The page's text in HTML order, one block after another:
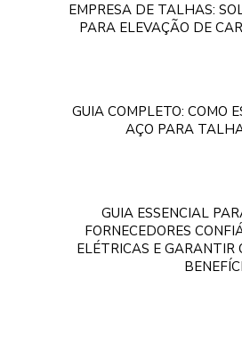
EMPRESA DE TALHAS:
PARA ELEVAÇÃO DE
GUIA COMPLETO: COMO
AÇO PARA
GUIA ESSENCIAL
FORNECEDORES
ELÉTRICAS E GARANTIR